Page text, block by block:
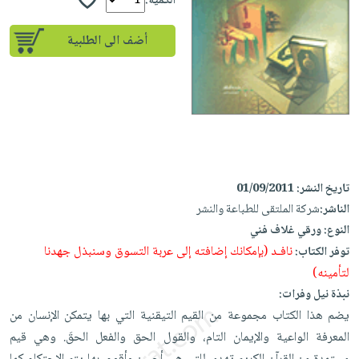
إختياراتنا
كتب
أكاديمية
صندوق
القراءة
iKitab
بلا
حدود
أسئلة
يتكرر
iKitab
على
Android
تحميل
iKitab
على
Apple
أسئلة
يتكرر
طرحها
تحميل
masmu3
masmu3
على
Apple
المواضيع
الأكثر
مبيعاً
وسائل
تعليمية
جوائز
تعليمية
الصحة
والعناية
الشخصية
أجهزة
العناية
الشخصية
العناية
وتصفيف
الشعر
العناية
بالجسم
المطبخ
والسفرة
جديد
الكل
أواني
الطهي
أدوات
متجر
الهدايا
أقسام
أضف الى الطلبية
تاريخ النشر:01/09/2011
الناشر:شركة الملتقى للطباعة والنشر
النوع:ورقي غلاف فني
توفر الكتاب:نافـد (بإمكانك إضافته إلى عربة التسوق وسنبذل جهدنا
لتأمينه)
نبذة نيل وفرات:
يضم هذا الكتاب مجموعة من القيم التيقنية التي بها يتمكن الإنسان من
المعرفة الواعية والإيمان التام، والقول الحق والفعل الحقَ. وهي قيم